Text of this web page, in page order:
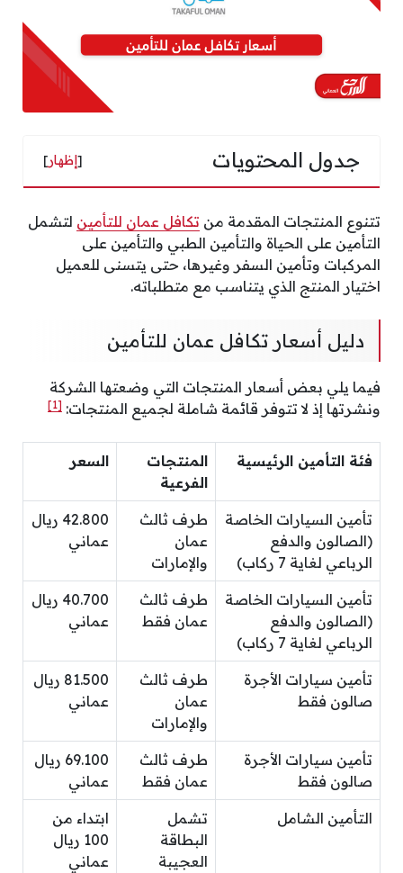
جدول المحتويات [إظهار]
تتنوع المنتجات المقدمة من تكافل عمان للتأمين لتشمل
التأمين على الحياة والتأمين الطبي والتأمين على
المركبات وتأمين السفر وغيرها، حتى يتسنى للعميل
اختيار المنتج الذي يتناسب مع متطلباته.
دليل أسعار تكافل عمان للتأمين
فيما يلي بعض أسعار المنتجات التي وضعتها الشركة
ونشرتها إذ لا تتوفر قائمة شاملة لجميع المنتجات: [1]
فئة التأمين الرئيسية
المنتجات
الفرعية
السعر
تأمين السيارات الخاصة
(الصالون والدفع
الرباعي لغاية 7 ركاب)
طرف ثالث
عمان
والإمارات
42.800 ريال
عماني
تأمين السيارات الخاصة
(الصالون والدفع
الرباعي لغاية 7 ركاب)
طرف ثالث
عمان فقط
40.700 ريال
عماني
تأمين سيارات الأجرة
صالون فقط
طرف ثالث
عمان
والإمارات
81.500 ريال
عماني
تأمين سيارات الأجرة
صالون فقط
طرف ثالث
عمان فقط
69.100 ريال
عماني
التأمين الشامل
تشمل
البطاقة
العجيبة
ابتداء من
100 ريال
عماني